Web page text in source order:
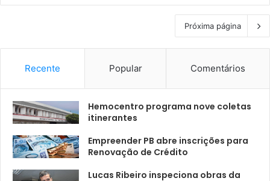
Próxima página
Recente Popular Comentários
Hemocentro programa nove coletas
itinerantes
Empreender PB abre inscrições para
Renovação de Crédito
Lucas Ribeiro inspeciona obras da